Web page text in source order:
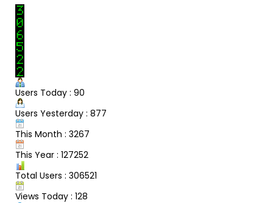
Users Today : 90
Users Yesterday : 877
This Month : 3267
This Year : 127252
Total Users : 306521
Views Today : 128